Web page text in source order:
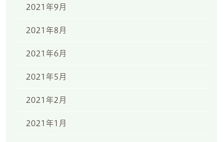
2021年9月
2021年8月
2021年6月
2021年5月
2021年2月
2021年1月